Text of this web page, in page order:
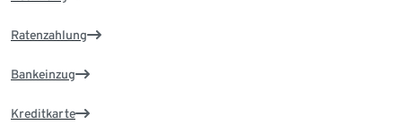
Ratenzahlung
Bankeinzug
Kreditkarte